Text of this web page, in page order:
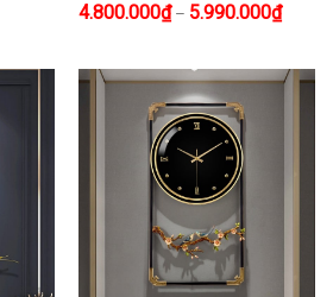
4.800.000₫– 5.990.000₫